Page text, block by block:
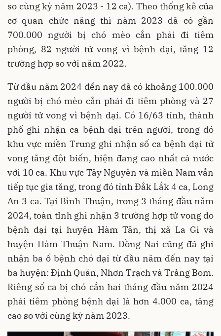
so cùng kỳ năm 2023 - 12 ca). Theo thống kê của
cơ quan chức năng thì năm 2023 đã có gần
700.000 người bị chó mèo cắn phải đi tiêm
phòng, 82 người tử vong vì bệnh dại, tăng 12
trường hợp so với năm 2022.
Từ đầu năm 2024 đến nay đã có khoảng 100.000
người bị chó mèo cắn phải đi tiêm phòng và 27
người tử vong vì bệnh dại. Có 16/63 tỉnh, thành
phố ghi nhận ca bệnh dại trên người, trong đó
khu vực miền Trung ghi nhận số ca bệnh dại tử
vong tăng đột biến, hiện đang cao nhất cả nước
với 10 ca. Khu vực Tây Nguyên và miền Nam vẫn
tiếp tục gia tăng, trong đó tỉnh Đắk Lắk 4 ca, Long
An 3 ca. Tại Bình Thuận, trong 3 tháng đầu năm
2024, toàn tỉnh ghi nhận 3 trường hợp tử vong do
bệnh dại tại huyện Hàm Tân, thị xã La Gi và
huyện Hàm Thuận Nam. Đồng Nai cũng đã ghi
nhận ba ổ bệnh chó dại từ đầu năm đến nay tại
ba huyện: Định Quán, Nhơn Trạch và Trảng Bom.
Riêng số ca bị chó cắn hai tháng đầu năm 2024
phải tiêm phòng bệnh dại là hơn 4.000 ca, tăng
cao so với cùng kỳ năm 2023.